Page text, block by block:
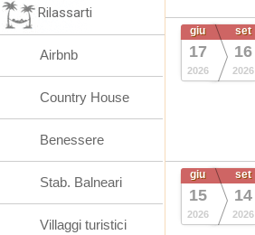
giu
17
2026
set
16
2026
giu
15
2026
set
14
2026
Rilassarti
Airbnb
Country House
Benessere
Stab. Balneari
Villaggi turistici